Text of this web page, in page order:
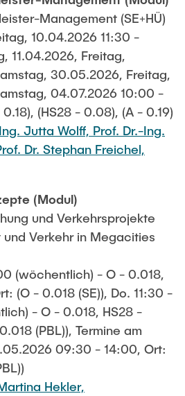
Management (SE+HÜ)
10.04.2026 11:30 -
11.04.2026, Freitag,
30.05.2026, Freitag,
04.07.2026 10:00 -
(HS28 - 0.08), (A - 0.19)
Jutta Wolff, Prof. Dr.-Ing.
Dr. Stephan Freichel,
(Modul)
und Verkehrsprojekte
und Verkehr in Megacities
(wöchentlich) - O - 0.018,
(O - 0.018 (SE)), Do. 11:30 -
- O - 0.018, HS28 -
(PBL)), Termine am
09:30 - 14:00, Ort:
Hekler,